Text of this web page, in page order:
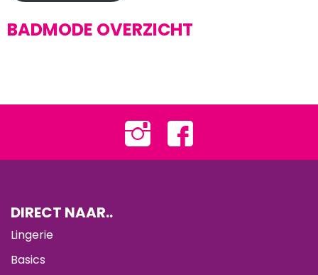
BADMODE OVERZICHT
DIRECT NAAR..
Lingerie
Basics